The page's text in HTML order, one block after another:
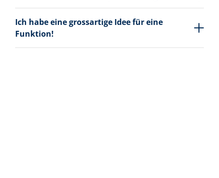
Ich habe eine grossartige Idee für eine
Funktion!